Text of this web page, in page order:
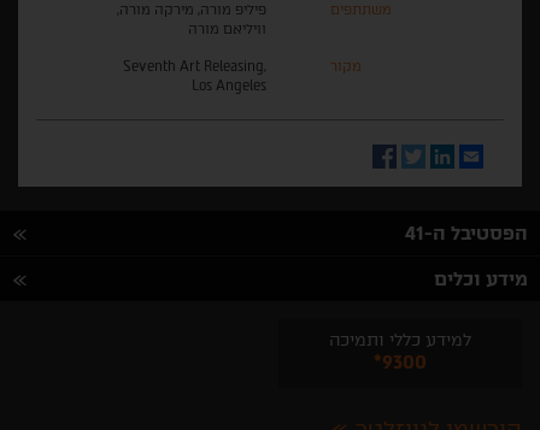
משתתפים
פיליפ מורה, מירקה מורה,
וויליאם מורה
מקור
Seventh Art Releasing,
Los Angeles
Email
LinkedIn
Twitter
Facebook
הפסטיבל ה-41
מידע וכלים
למידע כללי ותמיכה
*9300